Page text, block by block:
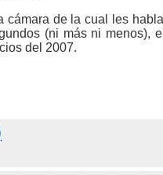
de la cual les
(ni más ni menos),
del 2007.